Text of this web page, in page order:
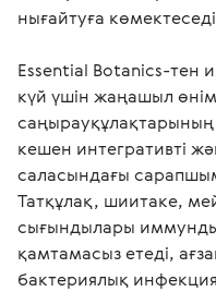
нығайтуға
Essential Botanics-тен
күй үшін жаңашыл
саңырауқұлақтарының
кешен интегративті
саласындағы
Татқұлақ, шиитаке,
сығындылары
қамтамасыз етеді,
бактериялық